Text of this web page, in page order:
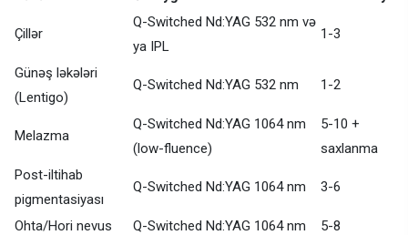
Çillər
Q-Switched Nd:YAG 532 nm və
ya IPL
1-3
Günəş ləkələri
(Lentigo)
Q-Switched Nd:YAG 532 nm 1-2
Melazma
Q-Switched Nd:YAG 1064 nm
(low-fluence)
5-10 +
saxlanma
Post-iltihab
pigmentasiyası
Q-Switched Nd:YAG 1064 nm 3-6
Ohta/Hori nevus Q-Switched Nd:YAG 1064 nm
5-8